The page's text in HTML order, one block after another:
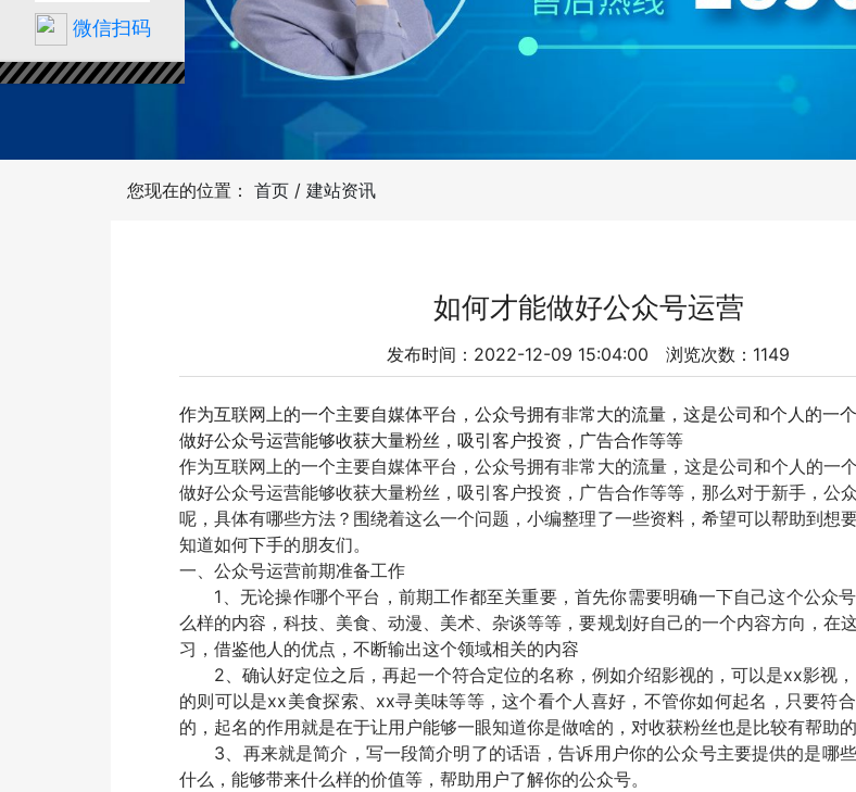
您现在的位置： 首页 / 建站资讯
如何才能做好公众号运营
发布时间：2022-12-09 15:04:00 浏览次数：1149
作为互联网上的一个主要自媒体平台，公众号拥有非常大的流量，这是公司和个人的一
做好公众号运营能够收获大量粉丝，吸引客户投资，广告合作等等
作为互联网上的一个主要自媒体平台，公众号拥有非常大的流量，这是公司和个人的一
做好公众号运营能够收获大量粉丝，吸引客户投资，广告合作等等，那么对于新手，公
呢，具体有哪些方法？围绕着这么一个问题，小编整理了一些资料，希望可以帮助到想
知道如何下手的朋友们。
一、公众号运营前期准备工作
1、无论操作哪个平台，前期工作都至关重要，首先你需要明确一下自己这个公众
么样的内容，科技、美食、动漫、美术、杂谈等等，要规划好自己的一个内容方向，在
习，借鉴他人的优点，不断输出这个领域相关的内容
2、确认好定位之后，再起一个符合定位的名称，例如介绍影视的，可以是xx影视
的则可以是xx美食探索、xx寻美味等等，这个看个人喜好，不管你如何起名，只要符
的，起名的作用就是在于让用户能够一眼知道你是做啥的，对收获粉丝也是比较有帮助的
3、再来就是简介，写一段简介明了的话语，告诉用户你的公众号主要提供的是哪
什么，能够带来什么样的价值等，帮助用户了解你的公众号。
微信扫码